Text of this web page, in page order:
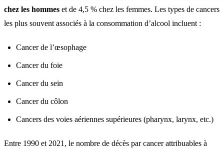
chez les hommes et de 4,5 % chez les femmes. Les types de cancers
les plus souvent associés à la consommation d’alcool incluent :
Cancer de l’œsophage
Cancer du foie
Cancer du sein
Cancer du côlon
Cancers des voies aériennes supérieures (pharynx, larynx, etc.)
Entre 1990 et 2021, le nombre de décès par cancer attribuables à